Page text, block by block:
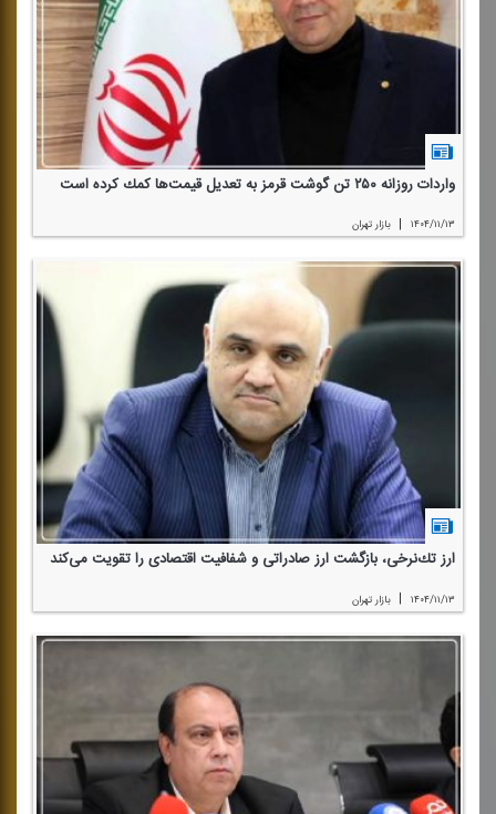
واردات روزانه ۲۵۰ تن گوشت قرمز به تعدیل قیمت‌ها كمك كرده است
۱۴۰۴/۱۱/۱۳ | بازار تهران
ارز تك‌نرخی، بازگشت ارز صادراتی و شفافیت اقتصادی را تقویت می‌كند
۱۴۰۴/۱۱/۱۳ | بازار تهران